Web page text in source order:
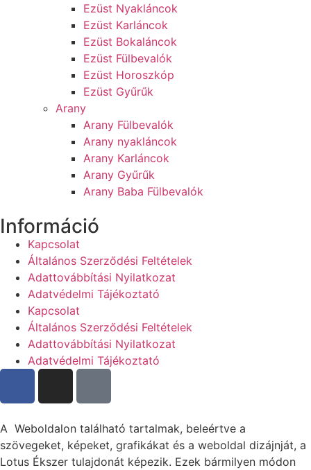
Ezüst Nyakláncok
Ezüst Karláncok
Ezüst Bokaláncok
Ezüst Fülbevalók
Ezüst Horoszkóp
Ezüst Gyűrűk
Arany
Arany Fülbevalók
Arany nyakláncok
Arany Karláncok
Arany Gyűrűk
Arany Baba Fülbevalók
Információ
Kapcsolat
Általános Szerződési Feltételek
Adattovábbítási Nyilatkozat
Adatvédelmi Tájékoztató
Kapcsolat
Általános Szerződési Feltételek
Adattovábbítási Nyilatkozat
Adatvédelmi Tájékoztató
A Weboldalon található tartalmak, beleértve a
szövegeket, képeket, grafikákat és a weboldal dizájnját, a
Lotus Ékszer tulajdonát képezik. Ezek bármilyen módon